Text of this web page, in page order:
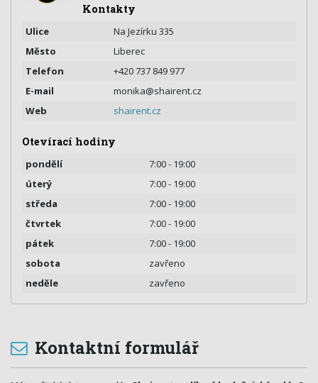
Kontakty
Ulice
Na Jezírku 335
Město
Liberec
Telefon
+420 737 849 977
E-mail
monika@shairent.cz
Web
shairent.cz
Otevírací hodiny
pondělí
7:00 - 19:00
úterý
7:00 - 19:00
středa
7:00 - 19:00
čtvrtek
7:00 - 19:00
pátek
7:00 - 19:00
sobota
zavřeno
neděle
zavřeno
Kontaktní formulář